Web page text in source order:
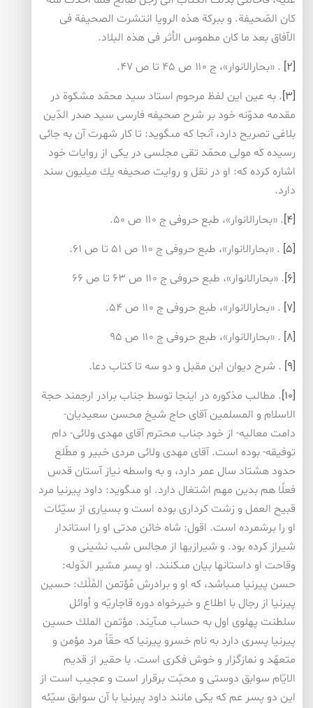
كان الصّحيفة. و ببركة هذه الرويا انتشرت الصحيفة فى
الآفاق بعد ما كان مطموس الأثر فى هذه البلاد.
[۲]
. «بحارالانوار»، ج ۱۱۰ ص ۴۵ تا ص ۴۷.
[۳]
. به عين اين لفظ مرحوم استاد سيد محمّد مشكوة در
مقدمه مدوّنه خود بر شرح صحيفه فارسى سيد صدر الدّين
بلاغى تصريح دارد، آنجا كه مى‏گويد: تا كار شهرت آن به جائى
رسيده كه مولى محمّد تقى مجلسى در يكى از روايات خود
اشاره كرده كه: او در نقل و روايت صحيفه يك ميليون سند
دارد.
[۴]
. «بحارالانوار»، طبع حروفى ج ۱۱۰ ص ۵۰.
[۵]
. «بحارالانوار»، طبع حروفى ج ۱۱۰ ص ۵۱ تا ص ۶۱.
[۶] . «بحارالانوار»، طبع حروفى ج ۱۱۰ ص ۶۳ تا ص ۶۶
[۷]
. «بحارالانوار»، طبع حروفى ج ۱۱۰ ص ۵۴.
[۸]
. «بحارالانوار»، طبع حروفى ج ۱۱۰ ص‏ ۹۵
[۹]
. شرح ديوان ابن مقبل و دو سه تا كتاب دعا.
[۱۰]
. مطالب مذكوره در اينجا توسط جناب برادر ارجمند حجة
الاسلام و المسلمين آقاى حاج شيخ محسن سعيديان-
دامت معاليه- از خود جناب محترم آقاى مهدى ولائى- دام
توفيقه- بوده است. آقاى مهدى ولائى مردى خبير و مطّلع
حدود هشتاد سال عمر دارد، و به واسطه نياز آستان قدس
فعلًا هم بدين مهم اشتغال دارد. او مى‏گويد: داود پيرنيا مرد
قبيح العمل و زشت كردارى بوده است و بسيارى از سيّئات
او را برشمرده است. اقول: شاه خائن مدتى او را استاندار
شيراز كرده بود. و شيرازيها از مجالس شب نشينى و
وقاحت او داستانها بيان مى‏كنند. او پسر مشير الدّوله:
حسن پيرنيا مى‏باشد، كه او و برادرش مُؤتمن المُلْك: حسين
پيرنيا از رجال با اطلاع و خيرخواه دوره قاجاريّه و أوائل
سلطنت پهلوى اول به حساب مى‏آيند. مؤتمن الملك حسين
پيرنيا پسرى دارد به نام خسرو پيرنيا كه حقّاً مرد مؤمن و
متعهّد و نمازگزار و خوش فكرى است. با حقير از قديم
الايّام سوابق دوستى و محبّت برقرار است و عجيب است از
اين دو پسر عم كه يكى مانند داود پيرنيا با آن سوابق سيّئه